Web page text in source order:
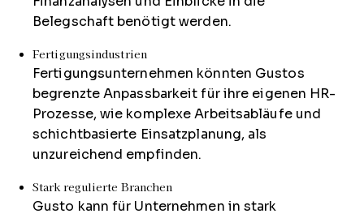
Belegschaft benötigt werden.
Fertigungsindustrien
Fertigungsunternehmen könnten Gustos
begrenzte Anpassbarkeit für ihre eigenen HR-
Prozesse, wie komplexe Arbeitsabläufe und
schichtbasierte Einsatzplanung, als
unzureichend empfinden.
Stark regulierte Branchen
Gusto kann für Unternehmen in stark